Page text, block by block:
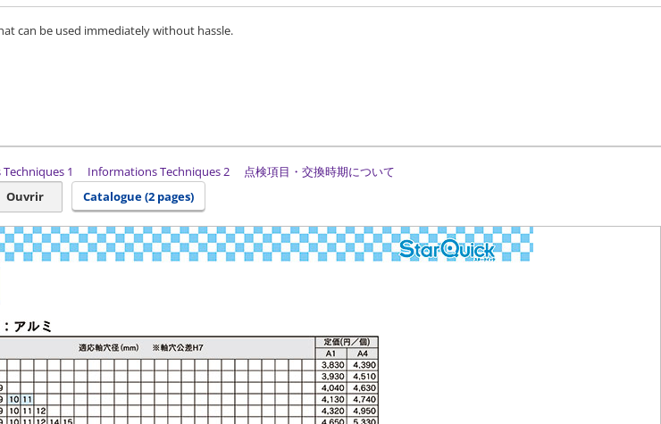
can be used immediately without hassle.
1 Informations Techniques 2
点検項目・交換時期について
Ouvrir
Catalogue (2 pages)